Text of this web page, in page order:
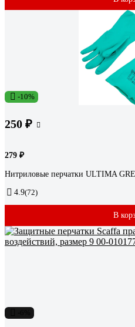
-10%
250 ₽
279 ₽
Нитриловые перчатки ULTIMA
4.9(72)
В